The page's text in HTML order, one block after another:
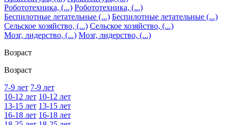
Робототехника, (...) Робототехника, (...)
Беспилотные летательные (...) Беспилотные летательные (...)
Сельское хозяйство, (...) Сельское хозяйство, (...)
Мозг, лидерство, (...) Мозг, лидерство, (...)
Возраст
Возраст
7-9 лет 7-9 лет
10-12 лет 10-12 лет
13-15 лет 13-15 лет
16-18 лет 16-18 лет